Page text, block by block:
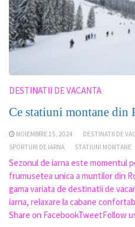
DESTINATII DE VACANTA
Ce statiuni montane din
NOIEMBRIE 15, 2024 DESTINATII DE
SPORTURI DE IARNA
STATIUNI MONTANE
Sezonul de iarna este momentul
frumusetea unica a muntilor din
gama variata de destinatii de
iarna, relaxare la cabane
Share on FacebookTweetFollow